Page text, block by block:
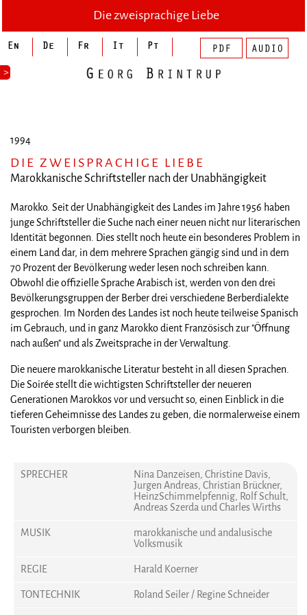
>
Die zweisprachige Liebe
1994
DIE ZWEISPRACHIGE LIEBE
Marokkanische Schriftsteller nach der Unabhängigkeit
Marokko. Seit der Unabhängigkeit des Landes im Jahre 1956 haben
junge Schriftsteller die Suche nach einer neuen nicht nur literarischen
Identität begonnen. Dies stellt noch heute ein besonderes Problem in
einem Land dar, in dem mehrere Sprachen gängig sind und in dem
70 Prozent der Bevölkerung weder lesen noch schreiben kann.
Obwohl die offizielle Sprache Arabisch ist, werden von den drei
Bevölkerungsgruppen der Berber drei verschiedene Berberdialekte
gesprochen. Im Norden des Landes ist noch heute teilweise Spanisch
im Gebrauch, und in ganz Marokko dient Französisch zur "Öffnung
nach außen" und als Zweitsprache in der Verwaltung.
Die neuere marokkanische Literatur besteht in all diesen Sprachen.
Die Soirée stellt die wichtigsten Schriftsteller der neueren
Generationen Marokkos vor und versucht so, einen Einblick in die
tieferen Geheimnisse des Landes zu geben, die normalerweise einem
Touristen verborgen bleiben.
SPRECHER
Nina Danzeisen, Christine Davis,
Jurgen Andreas, Christian Brückner,
HeinzSchimmelpfennig, Rolf Schult,
Andreas Szerda und Charles Wirths
MUSIK
marokkanische und andalusische
Volksmusik
REGIE
Harald Koerner
TONTECHNIK
Roland Seiler / Regine Schneider